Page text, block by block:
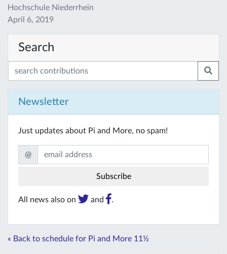
Hochschule Niederrhein
April 6, 2019
Search
Newsletter
Just updates about Pi and More, no spam!
@
All news also on and .
« Back to schedule for Pi and More 11½